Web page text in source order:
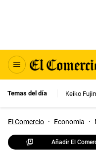
Temas del día Keiko
El Comercio · Economia ·
Añadir El